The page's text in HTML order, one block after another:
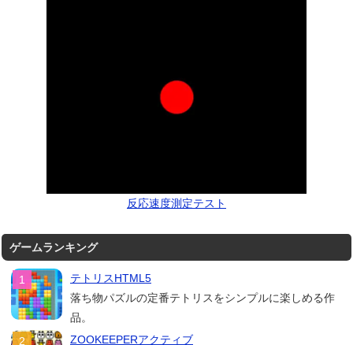
反応速度測定テスト
ゲームランキング
テトリスHTML5
落ち物パズルの定番テトリスをシンプルに楽しめる作
品。
ZOOKEEPERアクティブ